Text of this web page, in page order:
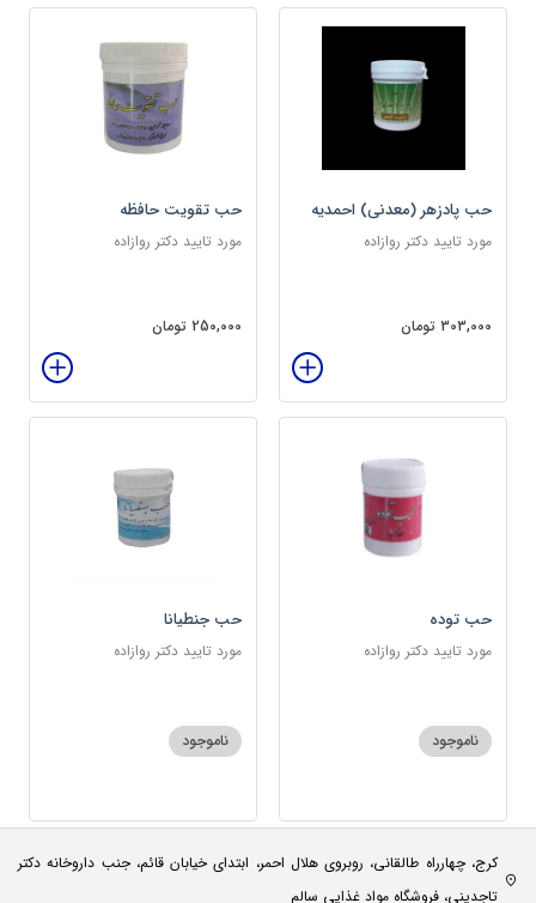
حب پادزهر (معدنی) احمدیه
مورد تایید دکتر روازاده
303,000 تومان
حب تقویت حافظه
مورد تایید دکتر روازاده
250,000 تومان
حب توده
مورد تایید دکتر روازاده
ناموجود
حب جنطیانا
مورد تایید دکتر روازاده
ناموجود
کرج، چهارراه طالقانی، روبروی هلال احمر، ابتدای خیابان قائم، جنب داروخانه دکتر
تاجدینی، فروشگاه مواد غذایی سالم